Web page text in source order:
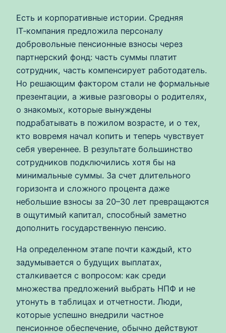
Есть и корпоративные истории. Средняя
IT‑компания предложила персоналу
добровольные пенсионные взносы через
партнерский фонд: часть суммы платит
сотрудник, часть компенсирует работодатель.
Но решающим фактором стали не формальные
презентации, а живые разговоры о родителях,
о знакомых, которые вынуждены
подрабатывать в пожилом возрасте, и о тех,
кто вовремя начал копить и теперь чувствует
себя увереннее. В результате большинство
сотрудников подключились хотя бы на
минимальные суммы. За счет длительного
горизонта и сложного процента даже
небольшие взносы за 20–30 лет превращаются
в ощутимый капитал, способный заметно
дополнить государственную пенсию.
На определенном этапе почти каждый, кто
задумывается о будущих выплатах,
сталкивается с вопросом: как среди
множества предложений выбрать НПФ и не
утонуть в таблицах и отчетности. Люди,
которые успешно внедрили частное
пенсионное обеспечение, обычно действуют